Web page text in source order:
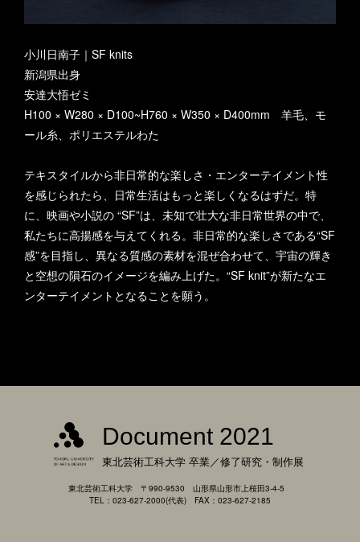
小川日南子｜SF knits
新潟県出身
安達大悟ゼミ
H100 × W280 × D100~H760 × W350 × D400mm 羊毛、モ
ール糸、ポリエステルわた
テキスタイルから非日常的な楽しさ・エンターテイメント性
を感じられたら、日常生活はもっと楽しくなるはずだ。特
に、映画や小説の “SF”は、未知で壮大な非日常世界の中で、
私たちに高揚感を与えてくれる。非日常的な楽しさである“SF
感”を目指し、異なる質感の素材を混ぜ合わせて、宇宙の輝き
と空想の隕石のイメージを編み上げた。“SF knit”が新たなエ
ンターテイメントとなることを願う。
Document 2021
東北芸術工科大学 卒業／修了研究・制作展
東北芸術工科大学 〒990-9530 山形県山形市上桜田3-4-5
TEL：023-627-2000(代表) FAX：023-627-2185